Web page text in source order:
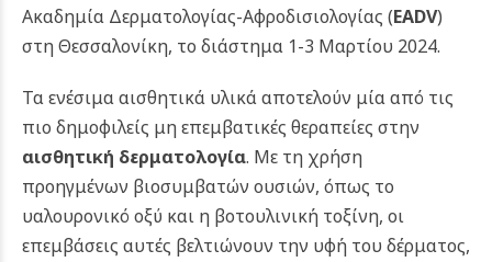
Ακαδημία Δερματολογίας-Αφροδισιολογίας (EADV)
στη Θεσσαλονίκη, το διάστημα 1-3 Μαρτίου 2024.
Τα ενέσιμα αισθητικά υλικά αποτελούν μία από τις
πιο δημοφιλείς μη επεμβατικές θεραπείες στην
αισθητική δερματολογία. Με τη χρήση
προηγμένων βιοσυμβατών ουσιών, όπως το
υαλουρονικό οξύ και η βοτουλινική τοξίνη, οι
επεμβάσεις αυτές βελτιώνουν την υφή του δέρματος,